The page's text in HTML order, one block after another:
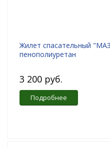
Жилет спасательный
пенополиуретан
3 200 руб.
Подробнее